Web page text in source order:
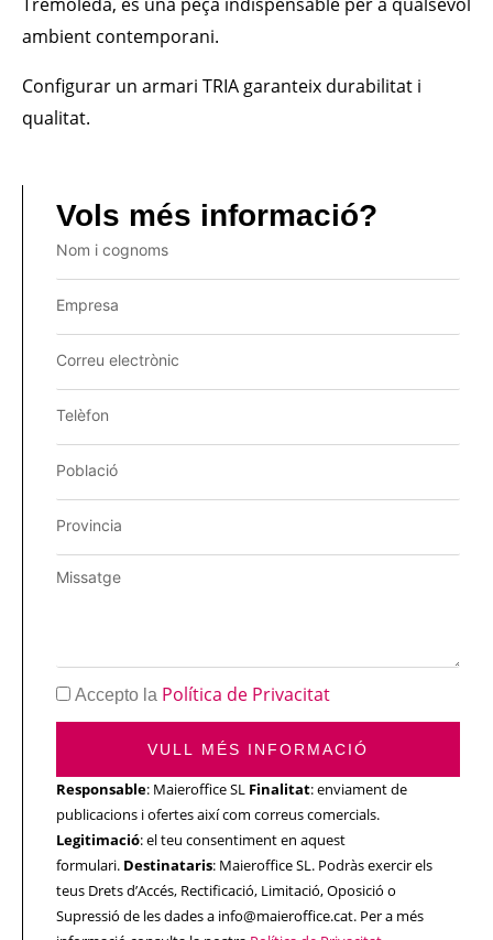
ambient contemporani.
Configurar un armari TRIA garanteix durabilitat i
qualitat.
Vols més informació?
Accepto la Política de Privacitat
VULL MÉS INFORMACIÓ
Responsable: Maieroffice SL Finalitat: enviament de
publicacions i ofertes així com correus comercials.
Legitimació: el teu consentiment en aquest
formulari. Destinataris: Maieroffice SL. Podràs exercir els
teus Drets d’Accés, Rectificació, Limitació, Oposició o
Supressió de les dades a info@maieroffice.cat. Per a més